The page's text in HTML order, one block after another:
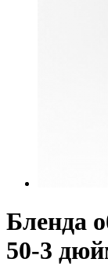
Бленда
50-3